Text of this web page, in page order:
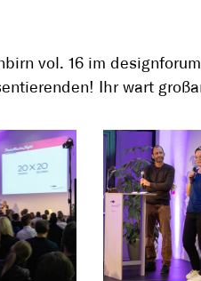
vol. 16 im designforum
Ihr wart